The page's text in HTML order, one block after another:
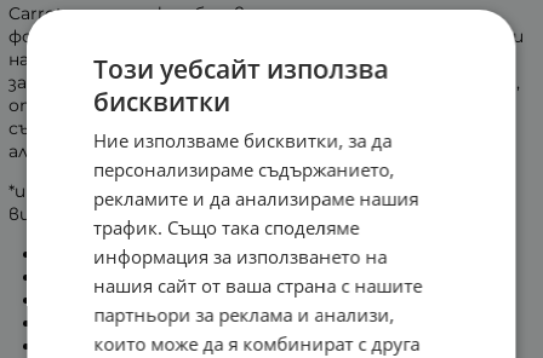
Carroten надгражда базовата слънцезащита и се
фокусира върху специфичните дерматологични нужди
на деца и възрастни, като осигурява оптимална 4D
защита срещу 4 основни вида лъчи (UVB+UVA+VL*+IRA),
отговорни за увреждането на кожата и
същевременно спомага за минимизиране риска от
алергични реакции.
*ин витро тест на активната съставка при
високоенергийна видима светлина (HEVL)
Над 3-годишна възраст
Без бели следи
Веган
Безопасен за рифовете**
Този уебсайт използва
бисквитки
Ние използваме бисквитки, за да
персонализираме съдържанието,
рекламите и да анализираме нашия
трафик. Също така споделяме
информация за използването на
нашия сайт от ваша страна с нашите
партньори за реклама и анализи,
които може да я комбинират с друга